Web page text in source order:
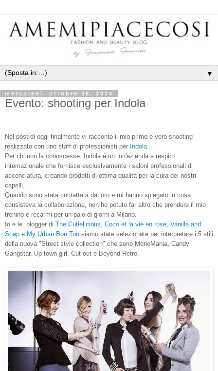
▼
mercoledì, ottobre 08, 2014
Evento: shooting per Indola
Nel post di oggi finalmente vi racconto il mio primo e vero shooting
realizzato con uno staff di professionisti per Indola
Per chi non la conoscesse, Indola è un un'azienda a respiro
internazionale che fornisce esclusivamente i saloni professionali di
acconciatura, creando prodotti di ottima qualità per la cura dei nostri
capelli.
Quando sono stata contattata da loro e mi hanno spiegato in cosa
consisteva la collaborazione, non ho potuto far altro che prendere il mio
trenino e recarmi per un paio di giorni a Milano.
Io e le
blogger di The Cutielicious Coco et la vie en rose Vanilla and
Soap e My Urban Bon Ton siamo state selezionate per interpretare i 5 stili
della nuova "Street style collection" che sono MonoMania, Candy
Gangstar, Up town girl, Cut out e Beyond Retro.